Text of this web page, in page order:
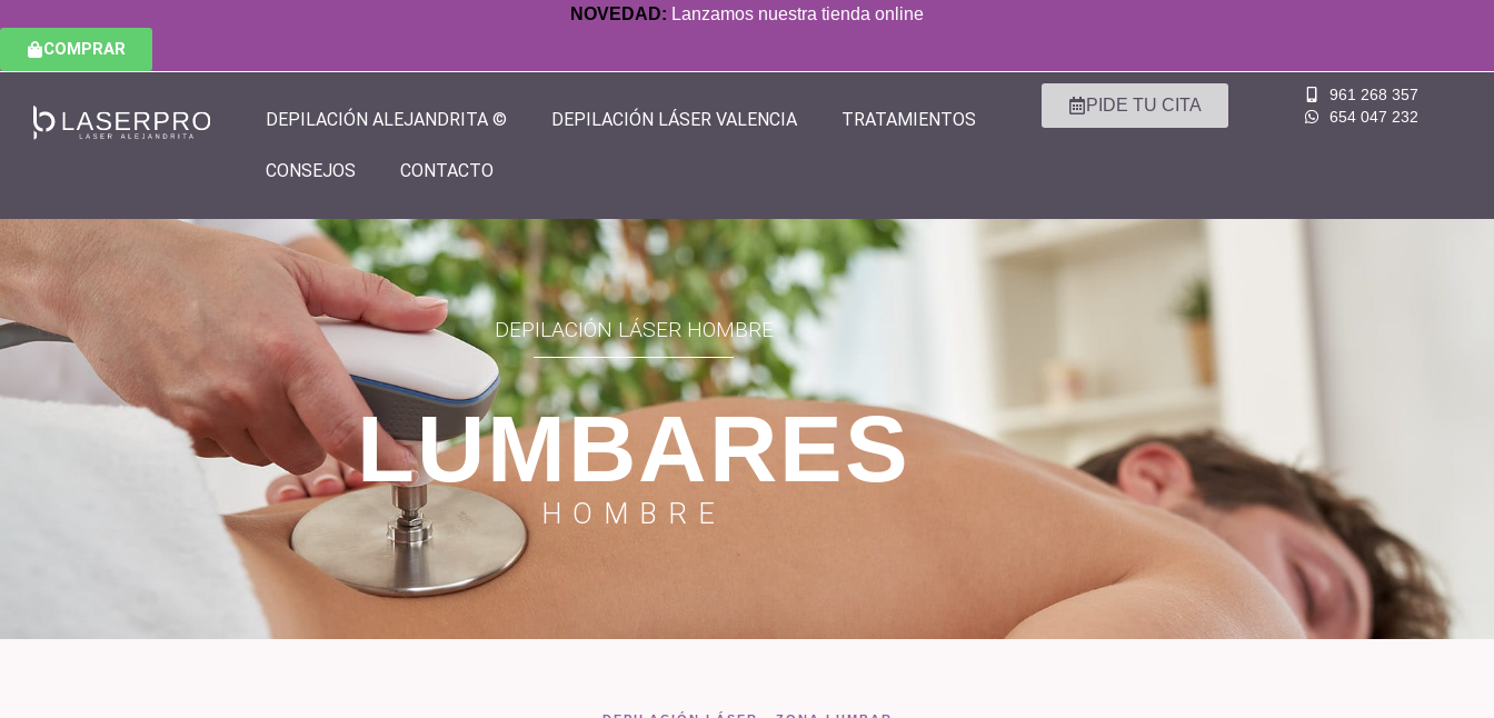
NOVEDAD: Lanzamos nuestra tienda online
COMPRAR
DEPILACIÓN ALEJANDRITA © DEPILACIÓN LÁSER VALENCIA TRATAMIENTOS
CONSEJOS CONTACTO
PIDE TU CITA
961 268 357
654 047 232
DEPILACIÓN LÁSER HOMBRE
LUMBARES
HOMBRE